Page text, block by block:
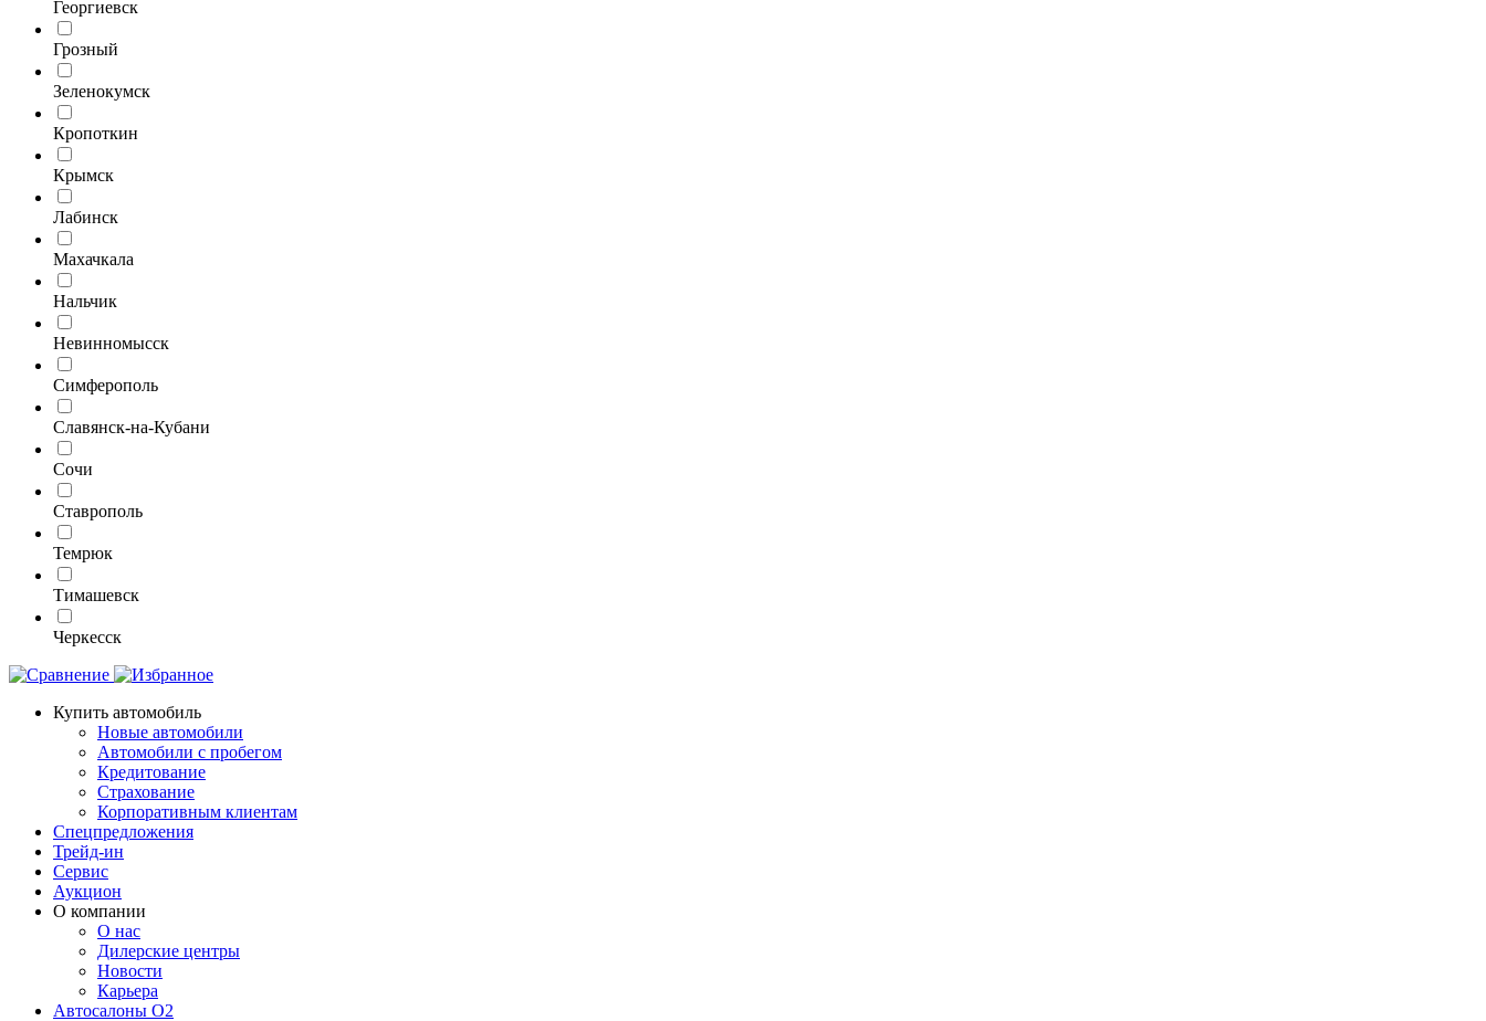
Георгиевск
Грозный
Зеленокумск
Кропоткин
Крымск
Лабинск
Махачкала
Нальчик
Невинномысск
Симферополь
Славянск-на-Кубани
Сочи
Ставрополь
Темрюк
Тимашевск
Черкесск
Купить автомобиль
Новые автомобили
Автомобили с пробегом
Кредитование
Страхование
Корпоративным клиентам
Спецпредложения
Трейд-ин
Сервис
Аукцион
О компании
О нас
Дилерские центры
Новости
Карьера
Автосалоны O2